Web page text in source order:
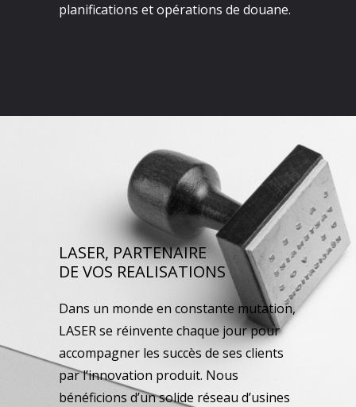
planifications et opérations de douane.
LASER, PARTENAIRE
DE VOS REALISATIONS
Dans un monde en constante mutation,
LASER se réinvente chaque jour pour
accompagner les succès de ses clients
par l’innovation produit. Nous
bénéficions d’un solide réseau d’usines